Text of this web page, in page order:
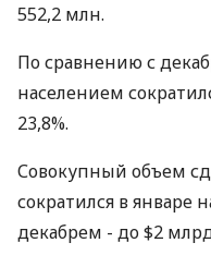
552,2 млн.
По сравнению с
населением
23,8%.
Совокупный объем
сократился в январе
декабрем - до $2